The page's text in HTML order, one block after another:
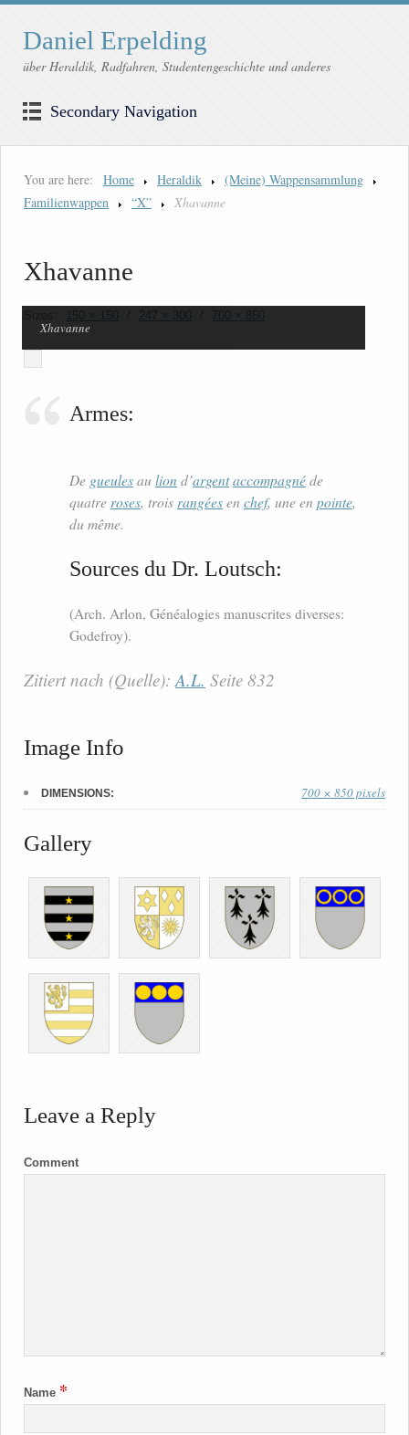
Daniel Erpelding
über Heraldik, Radfahren, Studentengeschichte und anderes
Secondary Navigation
You are here: Home Heraldik
(Meine) Wappensammlung
Familienwappen
“X” Xhavanne
Xhavanne
150 × 150 247 × 300 700 × 850
Xhavanne
Armes:
De gueulesau lion d’argentaccompagnéde
quatreroses, troisrangéesen chef, une en pointe,
du même.
Sources du Dr. Loutsch:
(Arch. Arlon, Généalogies manuscrites diverses:
Godefroy).
Zitiert nach (Quelle):A.L. Seite 832
Image Info
DIMENSIONS: 700 × 850 pixels
Gallery
Leave a Reply
Comment
Name *